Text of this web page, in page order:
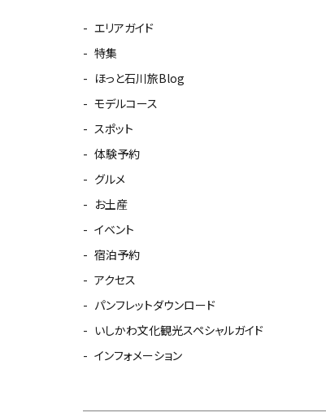
エリアガイド
特集
ほっと石川旅Blog
モデルコース
スポット
体験予約
グルメ
お土産
イベント
宿泊予約
アクセス
パンフレットダウンロード
いしかわ文化観光スペシャルガイド
インフォメーション